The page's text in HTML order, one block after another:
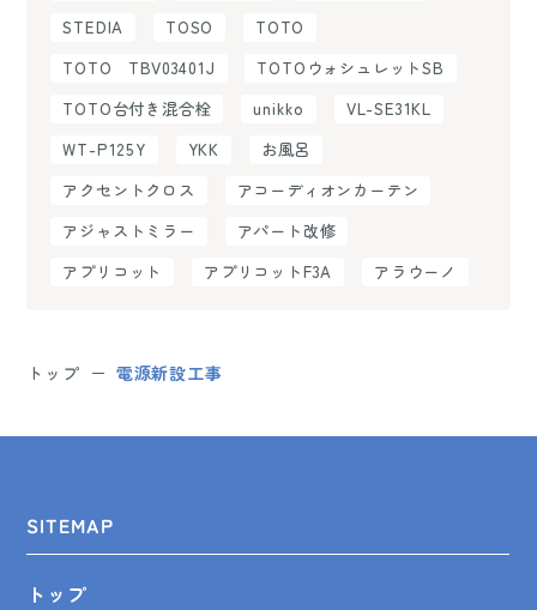
STEDIA
TOSO
TOTO
TOTO TBV03401J
TOTOウォシュレットSB
TOTO台付き混合栓
unikko
VL-SE31KL
WT-P125Y
YKK
お風呂
アクセントクロス
アコーディオンカーテン
アジャストミラー
アパート改修
アプリコット
アプリコットF3A アラウーノ
トップ 電源新設工事
SITEMAP
トップ